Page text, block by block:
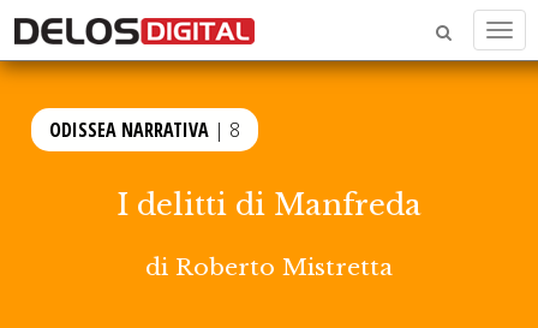
ODISSEA NARRATIVA | 8
I delitti di Manfreda
di Roberto Mistretta